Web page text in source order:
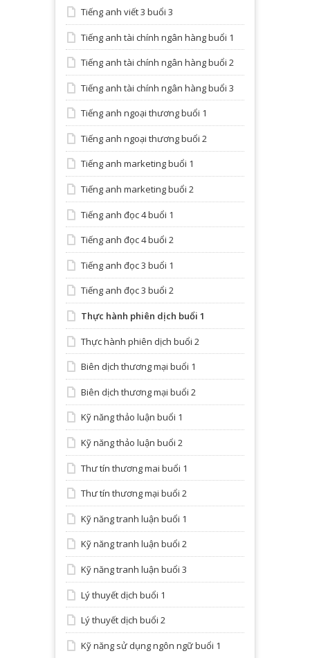
Tiếng anh viết 3 buổi 3
Tiếng anh tài chính ngân hàng buổi 1
Tiếng anh tài chính ngân hàng buổi 2
Tiếng anh tài chính ngân hàng buổi 3
Tiếng anh ngoại thương buổi 1
Tiếng anh ngoại thương buổi 2
Tiếng anh marketing buổi 1
Tiếng anh marketing buổi 2
Tiếng anh đọc 4 buổi 1
Tiếng anh đọc 4 buổi 2
Tiếng anh đọc 3 buổi 1
Tiếng anh đọc 3 buổi 2
Thực hành phiên dịch buổi 1
Thực hành phiên dịch buổi 2
Biên dịch thương mại buổi 1
Biên dịch thương mại buổi 2
Kỹ năng thảo luận buổi 1
Kỹ năng thảo luận buổi 2
Thư tín thương mai buổi 1
Thư tín thương mại buổi 2
Kỹ năng tranh luận buổi 1
Kỹ năng tranh luận buổi 2
Kỹ năng tranh luận buổi 3
Lý thuyết dịch buổi 1
Lý thuyết dịch buổi 2
Kỹ năng sử dụng ngôn ngữ buổi 1